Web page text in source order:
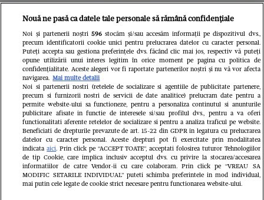
Unul dintre cele mai folosite
aeroporturi din Europa își închide
complet porțile timp de trei luni.
Milioane de pasageri, afectați
Nouă ne pasă ca datele tale personale să rămână confidențiale
Noi și partenerii noștri 596stocăm și/sau accesăm informații pe dispozitivul dvs.,
precum identificatorii cookie unici pentru prelucrarea datelor cu caracter personal.
Puteți accepta sau gestiona preferințele dvs. făcând clic mai jos, respectiv vă puteți
opune utilizării unui interes legitim în orice moment pe pagina cu politica de
confidențialitate. Aceste alegeri vor fi raportate partenerilor noștri și nu vă vor afecta
navigarea. Mai multe detalii
Noi si partenerii nostri (retelele de socializare si agentiile de publicitate partenere,
precum si furnizorii nostri de servicii de date analitice) prelucram date pentru a
permite website-ului sa functioneze, pentru a personaliza continutul si anunturile
publicitare afisate in functie de interesele si/sau profilul dvs., pentru a va oferi
functionalitati aferente retelelor de socializare si pentru a analiza traficul pe website.
Beneficiati de drepturile prevazute de art. 15-22 din GDPR in legatura cu prelucrarea
datelor cu caracter personal. Aceste drepturi pot fi exercitate prin modalitatea
indicataaici. Prin click pe “ACCEPT TOATE”, acceptati folosirea tuturor Tehnologiilor
de tip Cookie, care implica inclusiv acceptul dvs. cu privire la stocarea/accesarea
informatiilor de catre Vendor-ii cu care colaboram. Prin click pe “VREAU SA
MODIFIC SETARILE INDIVIDUAL” puteti schimba preferintele in mod individual,
mai putin cele legate de cookie strict necesare pentru functionarea website-ului.